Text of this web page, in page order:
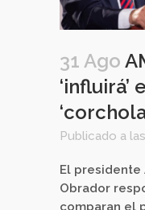
31 Ago
Publicado a
El presidente
Obrador
comparan el